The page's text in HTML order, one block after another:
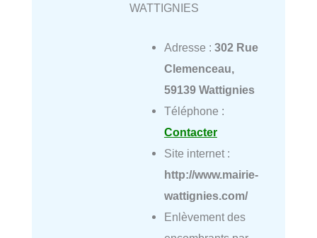
WATTIGNIES
Adresse : 302 Rue
Clemenceau,
59139 Wattignies
Téléphone :
Contacter
Site internet :
http://www.mairie-
wattignies.com/
Enlèvement des